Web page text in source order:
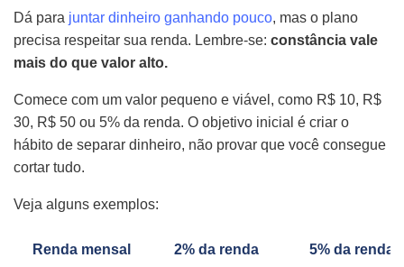
Dá para juntar dinheiro ganhando pouco, mas o plano
precisa respeitar sua renda. Lembre-se: constância vale
mais do que valor alto.
Comece com um valor pequeno e viável, como R$ 10, R$
30, R$ 50 ou 5% da renda. O objetivo inicial é criar o
hábito de separar dinheiro, não provar que você consegue
cortar tudo.
Veja alguns exemplos:
Renda mensal 2% da renda 5% da renda